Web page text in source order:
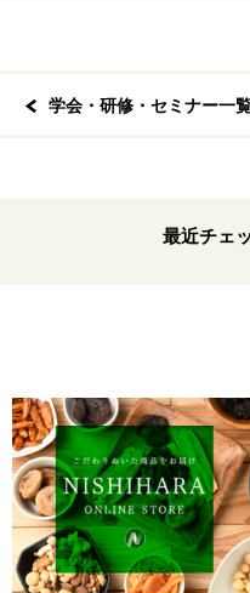
学会・研修・セミナー一
最近チェ